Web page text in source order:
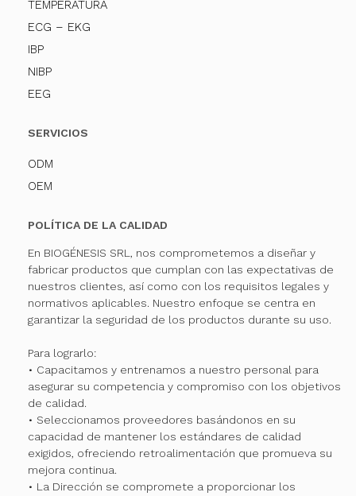
TEMPERATURA
ECG – EKG
IBP
NIBP
EEG
SERVICIOS
ODM
OEM
POLÍTICA DE LA CALIDAD
En BIOGÉNESIS SRL, nos comprometemos a diseñar y
fabricar productos que cumplan con las expectativas de
nuestros clientes, así como con los requisitos legales y
normativos aplicables. Nuestro enfoque se centra en
garantizar la seguridad de los productos durante su uso.
Para lograrlo:
• Capacitamos y entrenamos a nuestro personal para
asegurar su competencia y compromiso con los objetivos
de calidad.
• Seleccionamos proveedores basándonos en su
capacidad de mantener los estándares de calidad
exigidos, ofreciendo retroalimentación que promueva su
mejora continua.
• La Dirección se compromete a proporcionar los